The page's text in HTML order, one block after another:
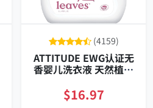
(4159)
ATTITUDE EWG认证无
香婴儿洗衣液 天然植源
$16.97